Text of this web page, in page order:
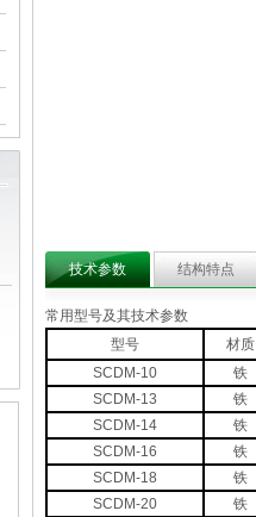
技术参数 结构特点
常用型号及其技术参数
型号
材质
SCDM-10
铁
SCDM-13
铁
SCDM-14
铁
SCDM-16
铁
SCDM-18
铁
SCDM-20
铁